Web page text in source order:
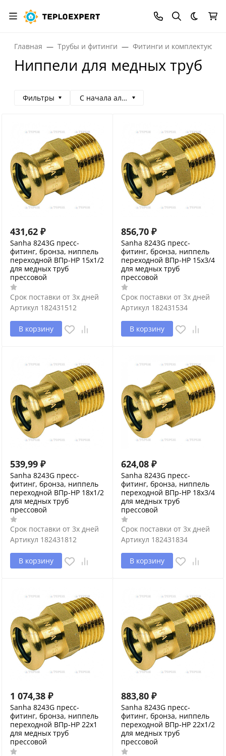
Темная
Главная Трубы и фитинги Фитинги и
Ниппели для медных труб
Фильтры С начала алфавита
431,62 ₽
Sanha 8243G пресс-
фитинг, бронза, ниппель
переходной ВПр-НР 15x1/2
для медных труб
прессовой
Срок поставки от 3х дней
Артикул 182431512
В корзину
856,70 ₽
Sanha 8243G пресс-
фитинг, бронза, ниппель
переходной ВПр-НР 15x3/4
для медных труб
прессовой
Срок поставки от 3х дней
Артикул 182431534
В корзину
539,99 ₽
Sanha 8243G пресс-
фитинг, бронза, ниппель
переходной ВПр-НР 18x1/2
для медных труб
прессовой
Срок поставки от 3х дней
Артикул 182431812
В корзину
624,08 ₽
Sanha 8243G пресс-
фитинг, бронза, ниппель
переходной ВПр-НР 18x3/4
для медных труб
прессовой
Срок поставки от 3х дней
Артикул 182431834
В корзину
1 074,38 ₽
Sanha 8243G пресс-
фитинг, бронза, ниппель
переходной ВПр-НР 22x1
для медных труб
прессовой
883,80 ₽
Sanha 8243G пресс-
фитинг, бронза, ниппель
переходной ВПр-НР 22x1/2
для медных труб
прессовой